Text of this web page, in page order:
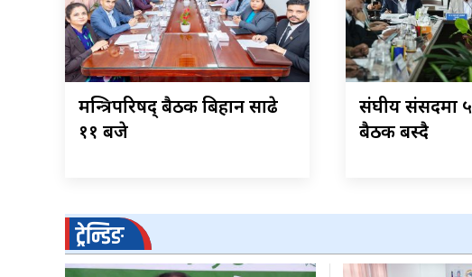
मन्त्रिपरिषद् बैठक बिहान साढे
११ बजे
संघीय संसदमा
बैठक बस्दै
ट्रेन्डिङ